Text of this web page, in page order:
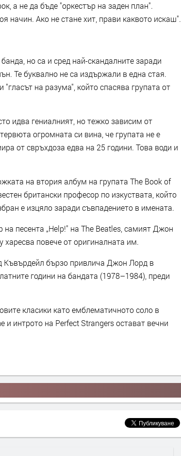
а не да бъде "оркестър на заден план".
начин. Ако не стане хит, прави каквото искаш".
но са и сред най-скандалните заради
Те буквално не са издържали в една стая.
на разума", който спасява групата от
идва гениалният, но тежко зависим от
огромната си вина, че групата не е
от свръхдоза едва на 25 години. Това води и
на втория албум на групата The Book of
британски професор по изкуствата, който
е изцяло заради съвпадението в имената.
песента „Help!" на The Beatles, самият Джон
повече от оригиналната им.
Къвърдейл бързо привлича Джон Лорд в
години на бандата (1978–1984), преди
класики като емблематичното соло в
интрото на Perfect Strangers остават вечни